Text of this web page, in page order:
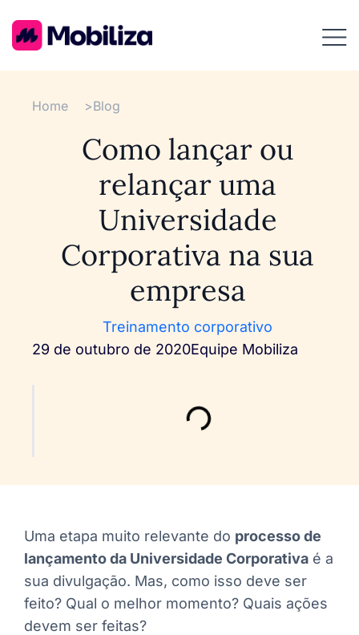
Home >Blog
Como lançar ou
relançar uma
Universidade
Corporativa na sua
empresa
Treinamento corporativo
29 de outubro de 2020Equipe Mobiliza
Uma etapa muito relevante do processo de
lançamento da Universidade Corporativa é a
sua divulgação. Mas, como isso deve ser
feito? Qual o melhor momento? Quais ações
devem ser feitas?